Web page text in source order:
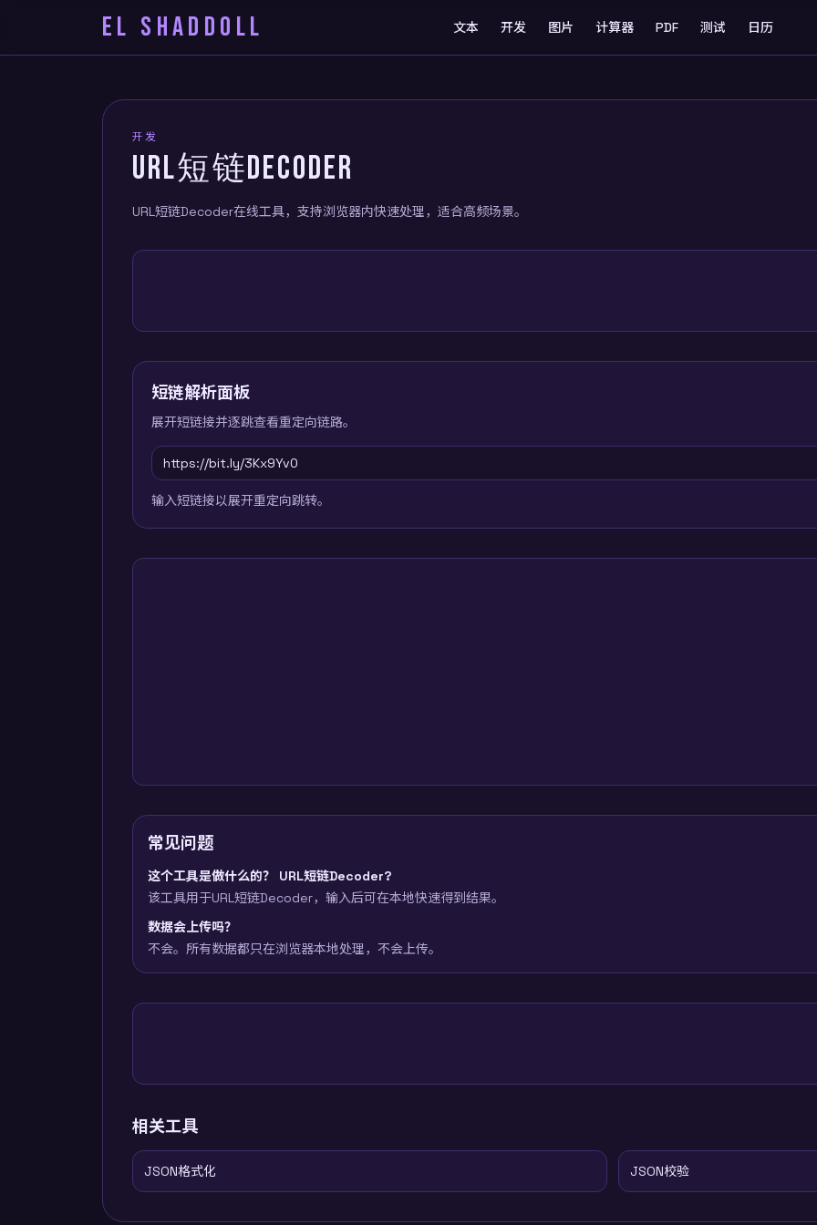
EL SHADDOLL 文本 开发 图片 计算器 PDF 测试 日历
开发
URL短链DECODER
URL短链Decoder在线工具，支持浏览器内快速处理，适合高频场景。
短链解析面板
展开短链接并逐跳查看重定向链路。
输入短链接以展开重定向跳转。
常见问题
这个工具是做什么的？ URL短链Decoder?
该工具用于URL短链Decoder，输入后可在本地快速得到结果。
数据会上传吗？
不会。所有数据都只在浏览器本地处理，不会上传。
相关工具
JSON格式化 JSON校验